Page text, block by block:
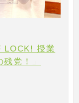
LOCK! 授業
党！」